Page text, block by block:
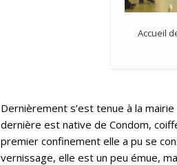
Accueil
Dernièrement s’est tenue à la
dernière est native de Condom,
premier confinement elle a pu se
vernissage, elle est un peu émue,